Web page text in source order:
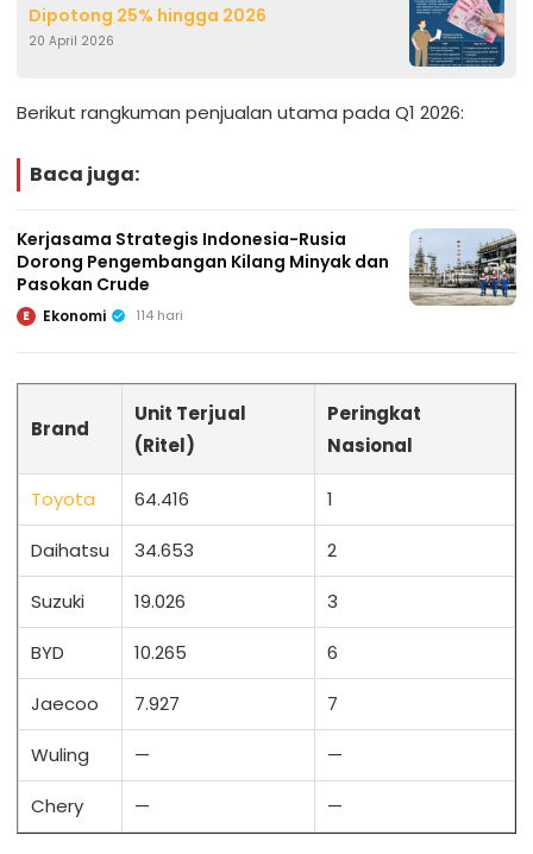
Dipotong 25% hingga 2026
20 April 2026
Berikut rangkuman penjualan utama pada Q1 2026:
Baca juga:
Kerjasama Strategis Indonesia-Rusia
Dorong Pengembangan Kilang Minyak dan
Pasokan Crude
E Ekonomi 114 hari
Brand
Unit Terjual
(Ritel)
Peringkat
Nasional
Toyota 64.416 1
Daihatsu 34.653 2
Suzuki 19.026 3
BYD 10.265 6
Jaecoo 7.927 7
Wuling — —
Chery — —